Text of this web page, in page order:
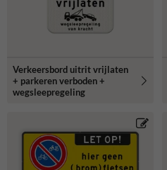
Verkeersbord uitrit vrijlaten
+ parkeren verboden +
wegsleepregeling